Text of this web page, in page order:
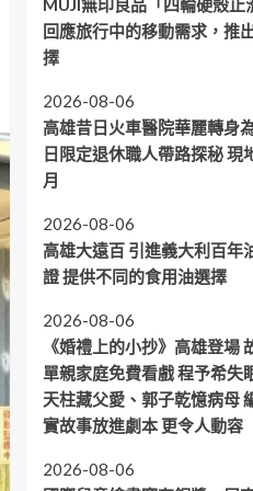
MUJI無印良品「四輪硬殼止
回應旅行中的移動需求，推
擇
2026-08-06
高雄昔日火車醫院華麗轉身
日限定退休職人帶路探秘 現
月
2026-08-06
高雄大遠百 引進義大利百年
證 提供不同的食用油選擇
2026-08-06
《婚禮上的小抄》高雄登場
單親家庭免費看戲 程予希失
天柱藏父愛、郭子乾憶病母
實故事放進劇本 更令人動容
2026-08-06